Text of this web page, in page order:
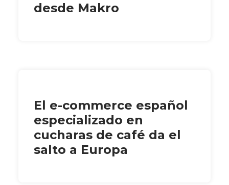
desde Makro
El e-commerce español
especializado en
cucharas de café da el
salto a Europa